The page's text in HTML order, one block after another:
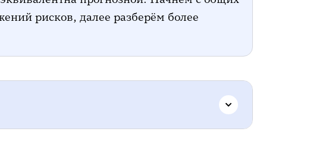
рисков, далее разберём более